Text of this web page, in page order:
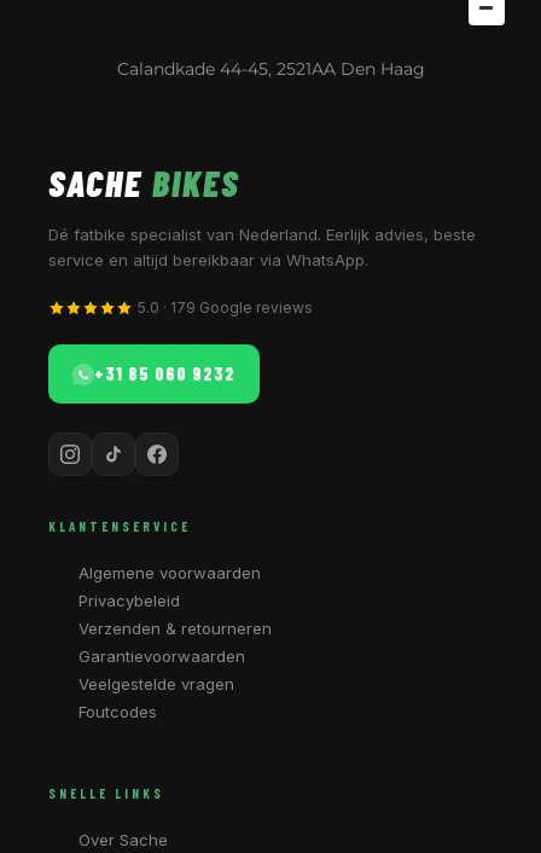
Calandkade 44-45, 2521AA Den Haag
SACHE BIKES
Dé fatbike specialist van Nederland. Eerlijk advies, beste
service en altijd bereikbaar via WhatsApp.
5.0 · 179 Google reviews
+31 85 060 9232
KLANTENSERVICE
Algemene voorwaarden
Privacybeleid
Verzenden & retourneren
Garantievoorwaarden
Veelgestelde vragen
Foutcodes
SNELLE LINKS
Over Sache